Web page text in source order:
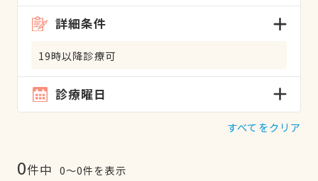
詳細条件
19時以降診療可
診療曜日
すべてをクリア
0件中 0〜0件を表示